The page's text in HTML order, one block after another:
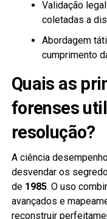
Validação
coletadas a
Abordagem
cumprimento
Quais as
forenses
resolução?
A ciência
desvendar os
de 1985. O uso
avançados e
reconstruir